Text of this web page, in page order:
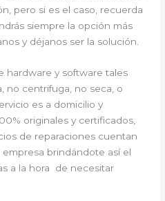
pero si es el caso, recuerda
siempre la opción más
y déjanos ser la solución.
hardware y software tales
no centrifuga, no seca, o
es a domicilio y
originales y certificados,
de reparaciones cuentan
brindándote así el
a la hora de necesitar